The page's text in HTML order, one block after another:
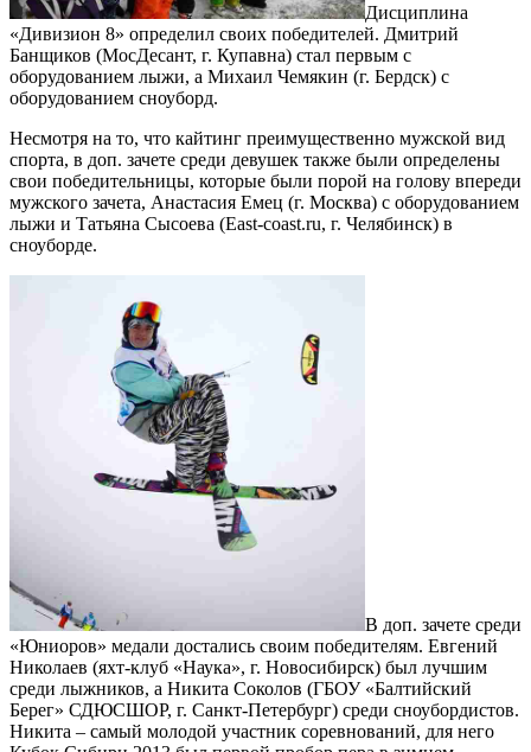
Дисциплина
«Дивизион 8» определил своих победителей. Дмитрий
Банщиков (МосДесант, г. Купавна) стал первым с
оборудованием лыжи, а Михаил Чемякин (г. Бердск) с
оборудованием сноуборд.
Несмотря на то, что кайтинг преимущественно мужской вид
спорта, в доп. зачете среди девушек также были определены
свои победительницы, которые были порой на голову впереди
мужского зачета, Анастасия Емец (г. Москва) с оборудованием
лыжи и Татьяна Сысоева (East-coast.ru, г. Челябинск) в
сноуборде.
В доп. зачете среди
«Юниоров» медали достались своим победителям. Евгений
Николаев (яхт-клуб «Наука», г. Новосибирск) был лучшим
среди лыжников, а Никита Соколов (ГБОУ «Балтийский
Берег» СДЮСШОР, г. Санкт-Петербург) среди сноубордистов.
Никита – самый молодой участник соревнований, для него